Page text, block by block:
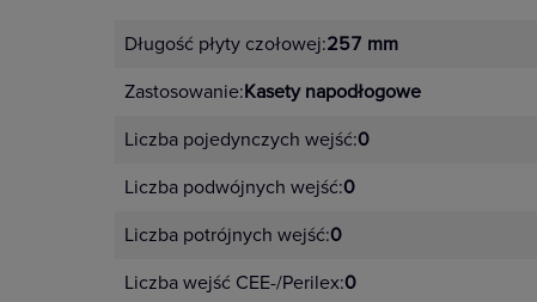
Długość płyty czołowej:257 mm
Zastosowanie:Kasety napodłogowe
Liczba pojedynczych wejść:0
Liczba podwójnych wejść:0
Liczba potrójnych wejść:0
Liczba wejść CEE-/Perilex:0